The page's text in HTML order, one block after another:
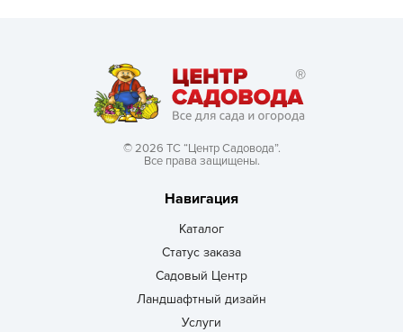
© 2026 ТС “Центр Садовода”.
Все права защищены.
Навигация
Каталог
Статус заказа
Садовый Центр
Ландшафтный дизайн
Услуги